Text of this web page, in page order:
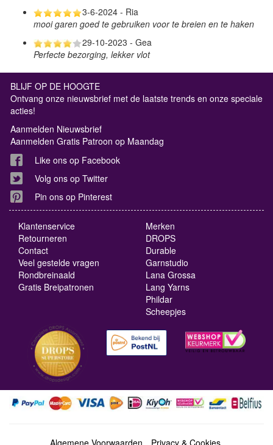
3-6-2024 - Ria
mooi garen goed te gebruiken voor te breien en te haken
29-10-2023 - Gea
Perfecte bezorging, lekker vlot
BLIJF OP DE HOOGTE
Ontvang onze nieuwsbrief met de laatste trends en onze speciale
acties!
Aanmelden Nieuwsbrief
Aanmelden Gratis Patroon op Maandag
Like ons op Facebook
Volg ons op Twitter
Pin ons op Pinterest
Klantenservice
Retourneren
Contact
Veel gestelde vragen
Rondbreinaald
Gratis Breipatronen
Merken
DROPS
Durable
Garnstudio
Lana Grossa
Lang Yarns
Phildar
Scheepjes